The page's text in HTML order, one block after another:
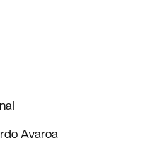
Avaroa